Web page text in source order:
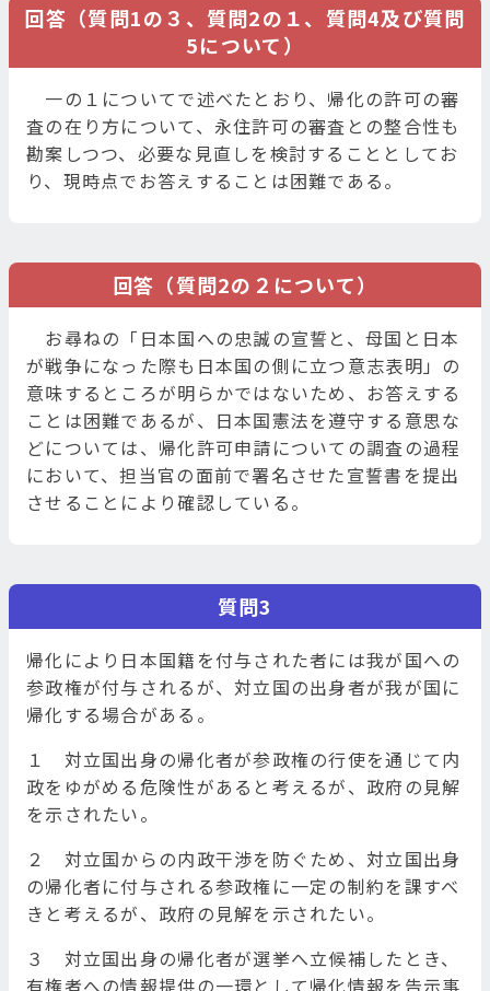
回答（質問1の３、質問2の１、質問4及び質問
5について）
一の１についてで述べたとおり、帰化の許可の審
査の在り方について、永住許可の審査との整合性も
勘案しつつ、必要な見直しを検討することとしてお
り、現時点でお答えすることは困難である。
回答（質問2の２について）
お尋ねの「日本国への忠誠の宣誓と、母国と日本
が戦争になった際も日本国の側に立つ意志表明」の
意味するところが明らかではないため、お答えする
ことは困難であるが、日本国憲法を遵守する意思な
どについては、帰化許可申請についての調査の過程
において、担当官の面前で署名させた宣誓書を提出
させることにより確認している。
質問3
帰化により日本国籍を付与された者には我が国への
参政権が付与されるが、対立国の出身者が我が国に
帰化する場合がある。
１ 対立国出身の帰化者が参政権の行使を通じて内
政をゆがめる危険性があると考えるが、政府の見解
を示されたい。
２ 対立国からの内政干渉を防ぐため、対立国出身
の帰化者に付与される参政権に一定の制約を課すべ
きと考えるが、政府の見解を示されたい。
３ 対立国出身の帰化者が選挙へ立候補したとき、